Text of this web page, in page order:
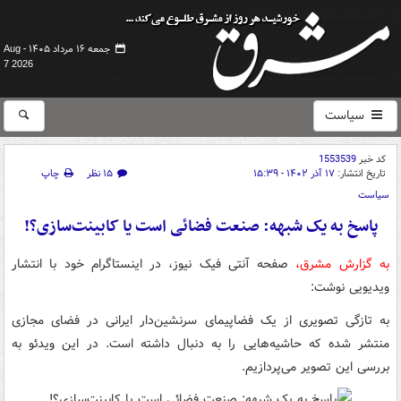
جمعه ۱۶ مرداد ۱۴۰۵ -
Aug
7 2026
سیاست
کد خبر1553539
تاریخ انتشار: ۱۷ آذر ۱۴۰۲ - ۱۵:۳۹ ۱۵ نظر
چاپ
سیاست
پاسخ به یک شبهه: صنعت فضائی است یا کابینت‌سازی؟!
به گزارش مشرق، صفحه آنتی فیک نیوز، در اینستاگرام خود با انتشار
ویدیویی نوشت:
به تازگی تصویری از یک فضاپیمای سرنشین‌دار ایرانی در فضای مجازی
منتشر شده که حاشیه‌هایی را به دنبال داشته است. در این ویدئو به
بررسی این تصویر می‌پردازیم.